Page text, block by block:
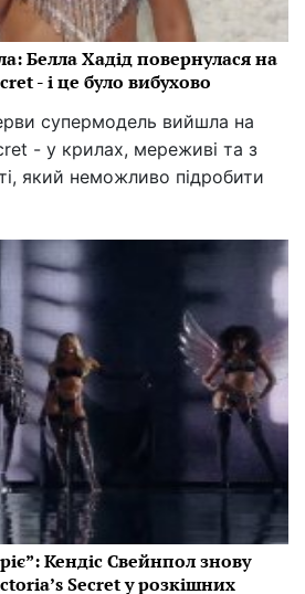
Белла Хадід повернулася на
- і це було вибухово
супермодель вийшла на
- у крилах, мереживі та з
який неможливо підробити
Кендіс Свейнпол знову
Secret у розкішних